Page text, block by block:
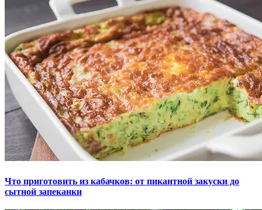
Что приготовить из кабачков: от пикантной закуски до
сытной запеканки